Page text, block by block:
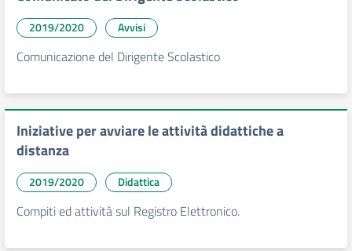
2019/2020 Avvisi
Comunicazione del Dirigente Scolastico
Iniziative per avviare le attività didattiche a
distanza
2019/2020 Didattica
Compiti ed attività sul Registro Elettronico.